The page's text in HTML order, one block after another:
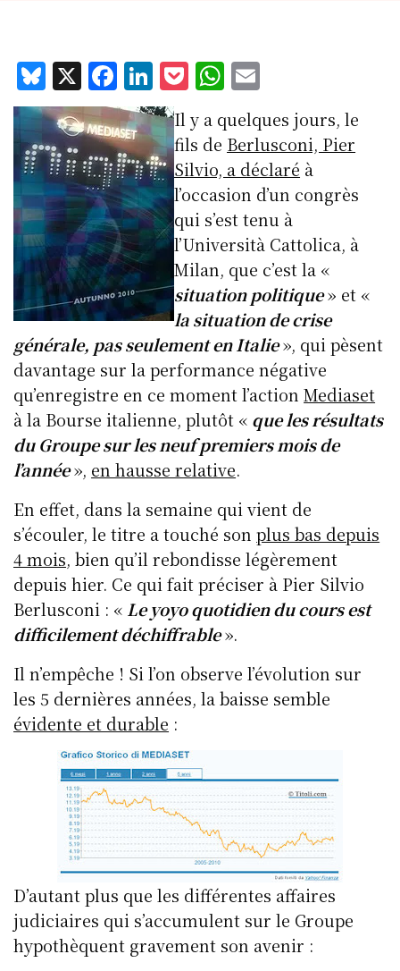
Bl
u
e
s
k
y
X F
a
c
e
b
o
o
k
Li
n
k
e
d
I
n
P
o
c
k
et
W
h
at
s
A
p
p
ai
l
Il y a quelques jours, le
fils de Berlusconi, Pier
Silvio, a déclaré à
l’occasion d’un congrès
qui s’est tenu à
l’Università Cattolica, à
Milan, que c’est la «
situation politique» et «
la situation de crise
générale, pas seulement en Italie», qui pèsent
davantage sur la performance négative
qu’enregistre en ce moment l’actionMediaset
à la Bourse italienne, plutôt « que les résultats
du Groupe sur les neuf premiers mois de
l’année», en hausse relative.
En effet, dans la semaine qui vient de
s’écouler, le titre a touché sonplus bas depuis
4 mois, bien qu’il rebondisse légèrement
depuis hier. Ce qui fait préciser à Pier Silvio
Berlusconi : « Le yoyo quotidien du cours est
difficilement déchiffrable».
Il n’empêche ! Si l’on observe l’évolution sur
les 5 dernières années, la baisse semble
évidente et durable :
D’autant plus que les différentes affaires
judiciaires qui s’accumulent sur le Groupe
hypothèquent gravement son avenir :